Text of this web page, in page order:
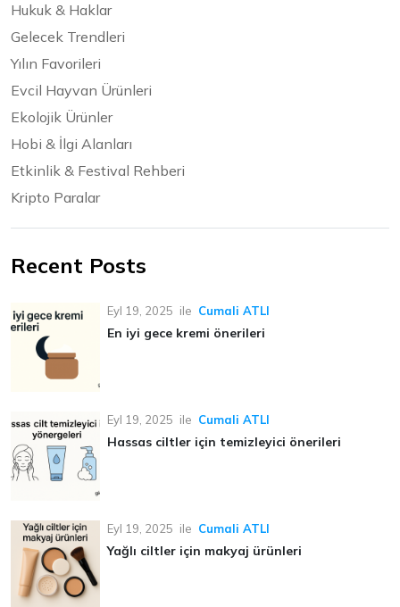
Hukuk & Haklar
Gelecek Trendleri
Yılın Favorileri
Evcil Hayvan Ürünleri
Ekolojik Ürünler
Hobi & İlgi Alanları
Etkinlik & Festival Rehberi
Kripto Paralar
Recent Posts
Eyl 19, 2025 ile Cumali ATLI
En iyi gece kremi önerileri
Eyl 19, 2025 ile Cumali ATLI
Hassas ciltler için temizleyici önerileri
Eyl 19, 2025 ile Cumali ATLI
Yağlı ciltler için makyaj ürünleri